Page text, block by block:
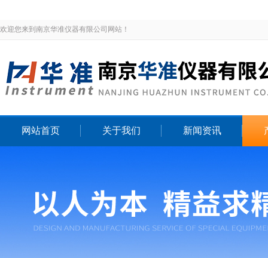
欢迎您来到南京华准仪器有限公司网站！
网站首页 关于我们 新闻资讯